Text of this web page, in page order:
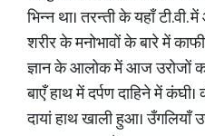
भिन्न था। तरन्ती के यहाँ
शरीर के मनोभावों के बारे में
ज्ञान के आलोक में आज उरोजों
बाएँ हाथ में दर्पण दाहिने में
दायां हाथ खाली हुआ। उँगलियाँ